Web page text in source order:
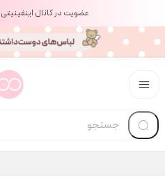
عضویت در کانال